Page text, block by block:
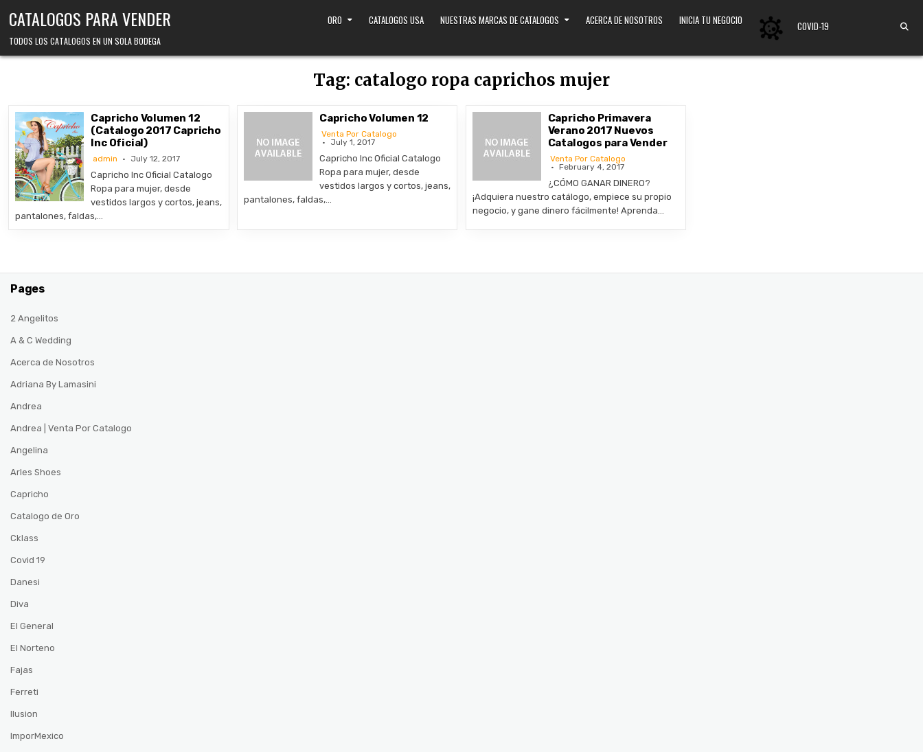
CATALOGOS PARA VENDER
TODOS LOS CATALOGOS EN UN SOLA BODEGA
ORO CATALOGOS USA NUESTRAS MARCAS DE CATALOGOS ACERCA DE NOSOTROS INICIA TU NEGOCIO COVID-19
Tag: catalogo ropa caprichos mujer
Capricho Volumen 12
(Catalogo 2017 Capricho
Inc Oficial)
admin July 12, 2017
Capricho Inc Oficial Catalogo
Ropa para mujer, desde
vestidos largos y cortos, jeans,
pantalones, faldas,…
Capricho Volumen 12
Venta Por Catalogo
July 1, 2017
Capricho Inc Oficial Catalogo
Ropa para mujer, desde
vestidos largos y cortos, jeans,
pantalones, faldas,…
Capricho Primavera
Verano 2017 Nuevos
Catalogos para Vender
Venta Por Catalogo
February 4, 2017
¿CÓMO GANAR DINERO?
¡Adquiera nuestro catálogo, empiece su propio
negocio, y gane dinero fácilmente! Aprenda…
Pages
2 Angelitos
A & C Wedding
Acerca de Nosotros
Adriana By Lamasini
Andrea
Andrea | Venta Por Catalogo
Angelina
Arles Shoes
Capricho
Catalogo de Oro
Cklass
Covid 19
Danesi
Diva
El General
El Norteno
Fajas
Ferreti
Ilusion
ImporMexico